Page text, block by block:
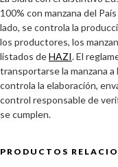
100% con manzana del
lado, se controla la
los productores, los
listados deHAZI. El
transportarse la manzana
controla la elaboración,
control responsable de
se cumplen.
PRODUCTOS